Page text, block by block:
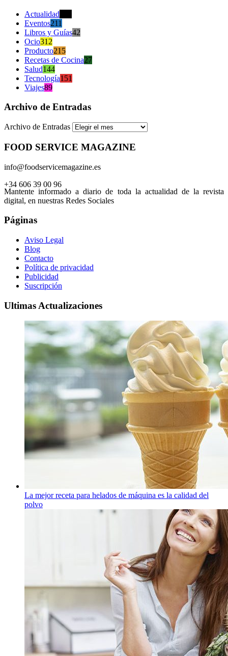
Actualidad
Eventos211
Libros y Guías42
Ocio312
Producto215
Recetas de Cocina27
Salud144
Tecnología151
Viajes89
Archivo de Entradas
Archivo de Entradas
FOOD SERVICE MAGAZINE
info@foodservicemagazine.es
+34 606 39 00 96
Mantente informado a diario de toda la actualidad de la revista
digital, en nuestras Redes Sociales
Páginas
Aviso Legal
Blog
Contacto
Política de privacidad
Publicidad
Suscripción
Ultimas Actualizaciones
La mejor receta para helados de máquina es la calidad del
polvo